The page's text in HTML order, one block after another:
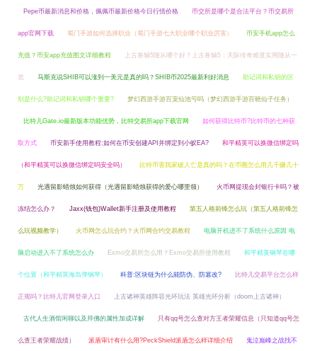
Pepe币最新消息和价格，佩佩币最新价格今日行情价格 币交所是哪个是合法平台？币交易所
app官网下载 蜀门手游如何选择职业（蜀门手游七大职业哪个职业厉害） 币安手机app怎么
充值？币安app充值图文详细教程 上古卷轴5随从哪个好？上古卷轴5：天际传奇难度实用随从一
览 马斯克说SHIB可以涨到一美元是真的吗？SHIB币2025最新利好消息 助记词和私钥的区
别是什么?助记词和私钥哪个重要? 梦幻西游手游百宠仙池亏吗（梦幻西游手游百晓仙子任务）
比特儿Gate.io最新版本功能优势，比特交易所app下载官网 如何获得比特币?比特币的七种获
取方式 币安新手使用教程:如何在币安创建API并绑定到小蚁EA? 和平精英可以换微信绑定吗
（和平精英可以换微信绑定吗安全吗） 比特币害我家破人亡是真的吗？在币圈怎么用几千赚几十
万 光遇留影蜡烛如何获得（光遇留影蜡烛获得的爱心哪里领） 火币网提现会封银行卡吗？被
冻结怎么办？ Jaxx(钱包)Wallet新手注册及使用教程 第五人格前锋怎么玩（第五人格前锋怎
么玩视频教学） 火币网怎么玩合约？火币网合约交易教程 电脑开机进不了系统什么原因 电
脑启动进入不了系统怎么办 Exmo交易所怎么用？Exmo交易所使用教程 和平精英钢琴在哪
个位置（和平精英海岛弹钢琴） 科普:区块链为什么能防伪、防篡改? 比特儿交易平台怎么样
正规吗？比特儿官网登录入口 上古诸神英雄阵容光环玩法 英雄光环分析（doom上古诸神）
古代人生酒馆闲聊以及拜佛的属性加成详解 只有qq号怎么查对方王者荣耀信息（只知道qq号怎
么查王者荣耀战绩） 派盾审计有什么用?PeckShield派盾怎么样详细介绍 鬼泣巅峰之战找不